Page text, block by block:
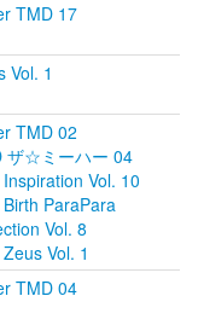
TMD 17
Vol. 1
TMD 02
ザ☆ミーハー 04
Vol. 10
Birth ParaPara
Vol. 8
Vol. 1
TMD 04